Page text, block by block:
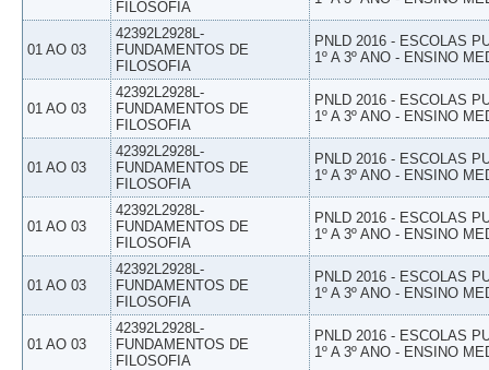
FILOSOFIA
01 AO 03
42392L2928L-
FUNDAMENTOS DE
FILOSOFIA
PNLD 2016 - ESCOLAS
1º A 3º ANO - ENSINO
01 AO 03
42392L2928L-
FUNDAMENTOS DE
FILOSOFIA
PNLD 2016 - ESCOLAS
1º A 3º ANO - ENSINO
01 AO 03
42392L2928L-
FUNDAMENTOS DE
FILOSOFIA
PNLD 2016 - ESCOLAS
1º A 3º ANO - ENSINO
01 AO 03
42392L2928L-
FUNDAMENTOS DE
FILOSOFIA
PNLD 2016 - ESCOLAS
1º A 3º ANO - ENSINO
01 AO 03
42392L2928L-
FUNDAMENTOS DE
FILOSOFIA
PNLD 2016 - ESCOLAS
1º A 3º ANO - ENSINO
01 AO 03
42392L2928L-
FUNDAMENTOS DE
FILOSOFIA
PNLD 2016 - ESCOLAS
1º A 3º ANO - ENSINO